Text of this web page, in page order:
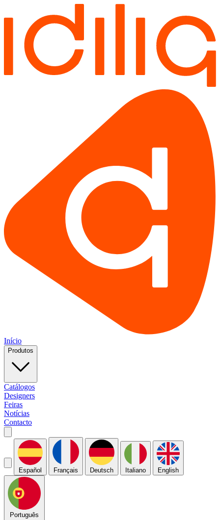
Início
Produtos
Catálogos
Designers
Feiras
Notícias
Contacto
Español Français Deutsch Italiano English
Português